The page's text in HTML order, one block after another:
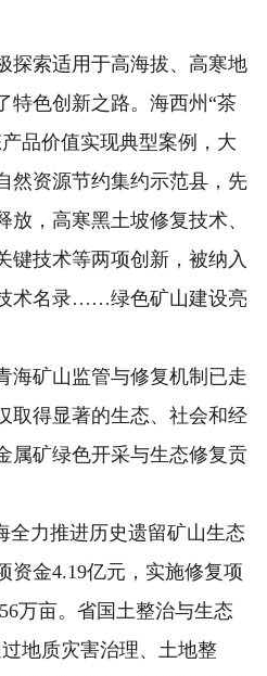
索适用于高海拔、高寒地
特色创新之路。海西州“茶
品价值实现典型案例，大
然资源节约集约示范县，先
，高寒黑土坡修复技术、
键技术等两项创新，被纳入
术名录……绿色矿山建设亮
矿山监管与修复机制已走
取得显著的生态、社会和经
属矿绿色开采与生态修复贡
力推进历史遗留矿山生态
资金4.19亿元，实施修复项
万亩。省国土整治与生态
地质灾害治理、土地整